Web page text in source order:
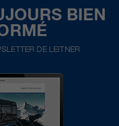
BIEN
DE LEITNER